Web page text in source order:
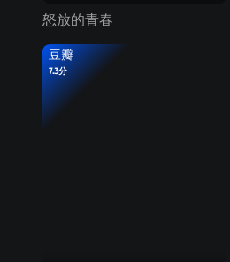
怒放的青春
豆瓣
7.3分